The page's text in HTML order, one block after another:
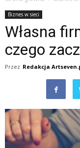
Biznes w sieci
Własna
czego
Przez Redakcja